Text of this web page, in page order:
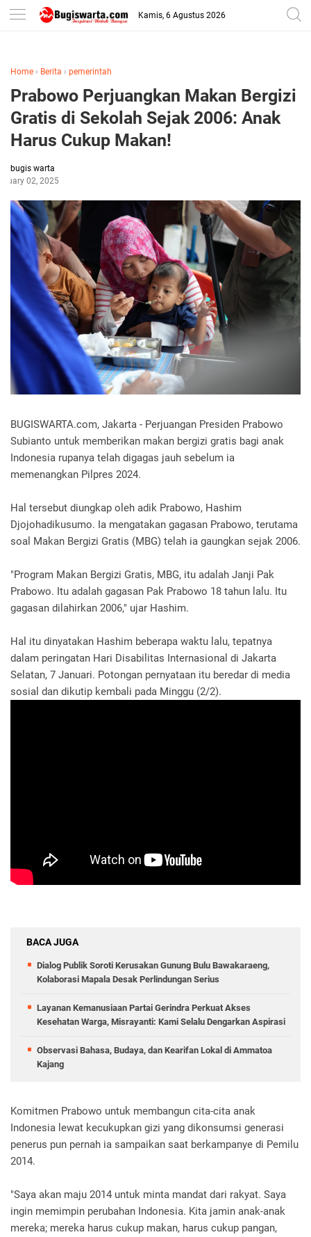
-->
Kamis, 6 Agustus 2026
Home › Berita › pemerintah
Prabowo Perjuangkan Makan Bergizi
Gratis di Sekolah Sejak 2006: Anak
Harus Cukup Makan!
bugis warta
02, 2025
BUGISWARTA.com, Jakarta - Perjuangan Presiden Prabowo
Subianto untuk memberikan makan bergizi gratis bagi anak
Indonesia rupanya telah digagas jauh sebelum ia
memenangkan Pilpres 2024.
Hal tersebut diungkap oleh adik Prabowo, Hashim
Djojohadikusumo. Ia mengatakan gagasan Prabowo, terutama
soal Makan Bergizi Gratis (MBG) telah ia gaungkan sejak 2006.
"Program Makan Bergizi Gratis, MBG, itu adalah Janji Pak
Prabowo. Itu adalah gagasan Pak Prabowo 18 tahun lalu. Itu
gagasan dilahirkan 2006," ujar Hashim.
Hal itu dinyatakan Hashim beberapa waktu lalu, tepatnya
dalam peringatan Hari Disabilitas Internasional di Jakarta
Selatan, 7 Januari. Potongan pernyataan itu beredar di media
sosial dan dikutip kembali pada Minggu (2/2).
BACA JUGA
Dialog Publik Soroti Kerusakan Gunung Bulu Bawakaraeng,
Kolaborasi Mapala Desak Perlindungan Serius
Layanan Kemanusiaan Partai Gerindra Perkuat Akses
Kesehatan Warga, Misrayanti: Kami Selalu Dengarkan Aspirasi
Observasi Bahasa, Budaya, dan Kearifan Lokal di Ammatoa
Kajang
Komitmen Prabowo untuk membangun cita-cita anak
Indonesia lewat kecukupkan gizi yang dikonsumsi generasi
penerus pun pernah ia sampaikan saat berkampanye di Pemilu
2014.
"Saya akan maju 2014 untuk minta mandat dari rakyat. Saya
ingin memimpin perubahan Indonesia. Kita jamin anak-anak
mereka; mereka harus cukup makan, harus cukup pangan,